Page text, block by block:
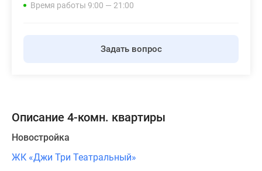
Время работы 9:00 — 21:00
Задать вопрос
Описание 4-комн. квартиры
Новостройка
ЖК «Джи Три Театральный»